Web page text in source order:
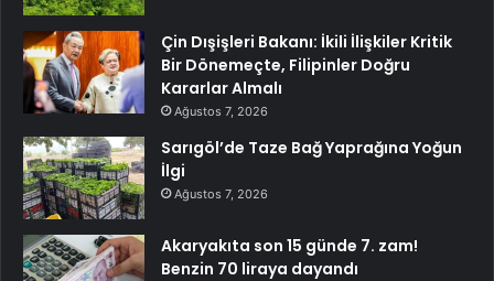
Çin Dışişleri Bakanı: İkili İlişkiler Kritik
Bir Dönemeçte, Filipinler Doğru
Kararlar Almalı
Ağustos 7, 2026
Sarıgöl’de Taze Bağ Yaprağına Yoğun
İlgi
Ağustos 7, 2026
Akaryakıta son 15 günde 7. zam!
Benzin 70 liraya dayandı